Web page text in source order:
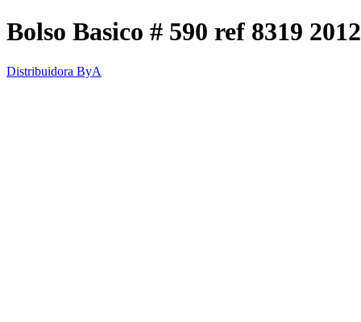
Bolso Basico # 590 ref 8319
Distribuidora ByA